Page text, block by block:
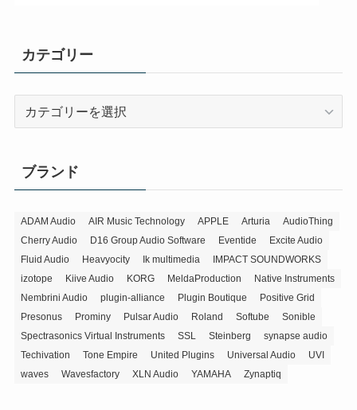
カテゴリー
ー
ブランド
ADAM Audio AIR Music Technology APPLE Arturia
AudioThing
Cherry Audio
D16 Group Audio Software Eventide
Excite Audio
Fluid Audio
Heavyocity Ik multimedia
IMPACT SOUNDWORKS
izotope
Kiive Audio KORG MeldaProduction
Native Instruments
Nembrini Audio
plugin-alliance Plugin Boutique
Positive Grid
Presonus
Prominy Pulsar Audio Roland Softube
Sonible
Spectrasonics Virtual Instruments
SSL Steinberg
synapse audio
Techivation
Tone Empire United Plugins Universal Audio
UVI
waves
Wavesfactory XLN Audio YAMAHA Zynaptiq